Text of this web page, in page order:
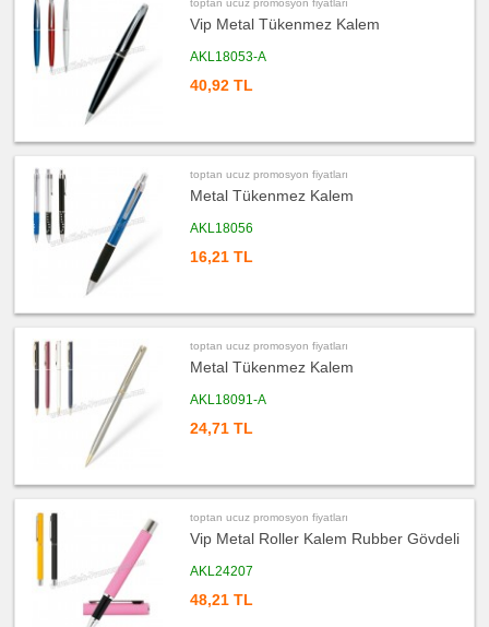
toptan ucuz promosyon fiyatları
Vip Metal Tükenmez Kalem
AKL18053-A
40,92 TL
toptan ucuz promosyon fiyatları
Metal Tükenmez Kalem
AKL18056
16,21 TL
toptan ucuz promosyon fiyatları
Metal Tükenmez Kalem
AKL18091-A
24,71 TL
toptan ucuz promosyon fiyatları
Vip Metal Roller Kalem Rubber Gövdeli
AKL24207
48,21 TL
ucuz
Saat
ucuz
ucuz
Kalemlik
ucuz
promosyon
Kartvizitlik
promosyon
&
Bloknot
Bardak
Altlığı
ucuz
Çantası
Sekreter
ucuz